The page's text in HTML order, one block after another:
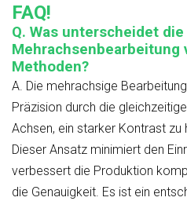
FAQ!
Q. Was unterscheidet die
Mehrachsenbearbeitung
Methoden?
A. Die mehrachsige
Präzision durch die
Achsen, ein starker Kontrast
Dieser Ansatz minimiert den
verbessert die Produktion
die Genauigkeit. Es ist ein